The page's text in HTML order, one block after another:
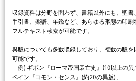
収録資料は分野を問わず、書籍以外にも、聖書
手引書、楽譜、年鑑など、あらゆる形態の印刷
フルテキスト検索が可能です。
異版についても多数収録しており、複数の版を
可能です。
例) ギボン『ローマ帝国衰亡史』(10以上の異
ペイン『コモン・センス』(約20の異版)、